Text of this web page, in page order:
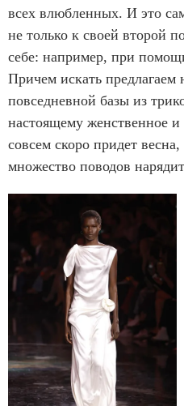
всех влюбленных. И это
не только к своей второй
себе: например, при
Причем искать предлагаем
повседневной базы из
настоящему женственное
совсем скоро придет
множество поводов